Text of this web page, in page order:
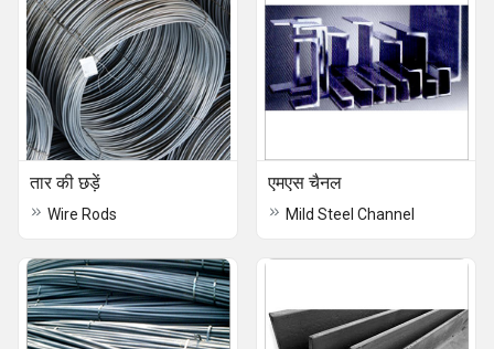
तार की छड़ें
Wire Rods
एमएस चैनल
Mild Steel Channel